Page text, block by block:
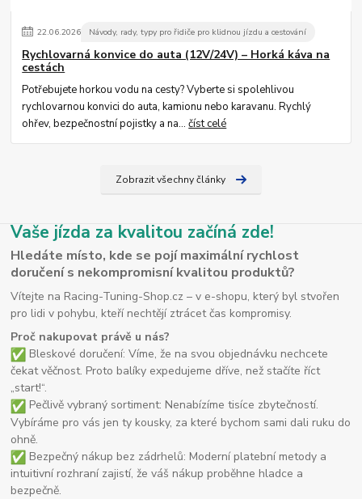
22.06.2026 Návody, rady, typy pro řidiče pro klidnou jízdu a cestování
Rychlovarná konvice do auta (12V/24V) – Horká káva na
cestách
Potřebujete horkou vodu na cesty? Vyberte si spolehlivou
rychlovarnou konvici do auta, kamionu nebo karavanu. Rychlý
ohřev, bezpečnostní pojistky a na...číst celé
Zobrazit všechny články
Vaše jízda za kvalitou začíná zde!
Hledáte místo, kde se pojí maximální rychlost
doručení s nekompromisní kvalitou produktů?
Vítejte na Racing-Tuning-Shop.cz – v e-shopu, který byl stvořen
pro lidi v pohybu, kteří nechtějí ztrácet čas kompromisy.
Proč nakupovat právě u nás?
Bleskové doručení: Víme, že na svou objednávku nechcete
čekat věčnost. Proto balíky expedujeme dříve, než stačíte říct
„start!“.
Pečlivě vybraný sortiment: Nenabízíme tisíce zbytečností.
Vybíráme pro vás jen ty kousky, za které bychom sami dali ruku do
ohně.
Bezpečný nákup bez zádrhelů: Moderní platební metody a
intuitivní rozhraní zajistí, že váš nákup proběhne hladce a
bezpečně.